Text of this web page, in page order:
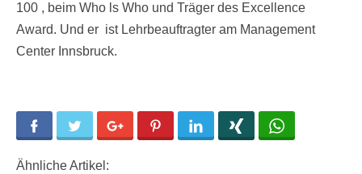
100 , beim Who ls Who und Träger des Excellence
Award. Und er ist Lehrbeauftragter am Management
Center Innsbruck.
Facebook Twitter Google+ Pinterest LinkedIn
Ähnliche Artikel: